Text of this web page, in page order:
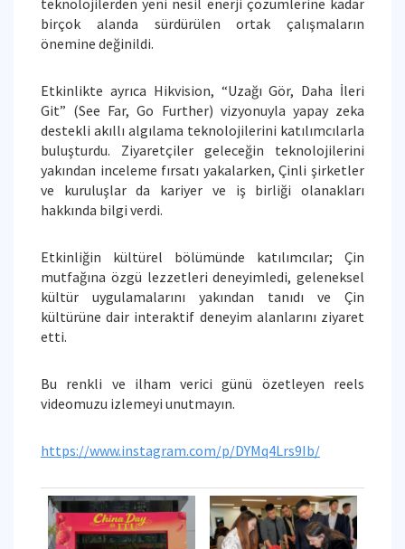
teknolojilerden yeni nesil enerji çözümlerine kadar
birçok alanda sürdürülen ortak çalışmaların
önemine değinildi.
Etkinlikte ayrıca Hikvision, “Uzağı Gör, Daha İleri
Git” (See Far, Go Further) vizyonuyla yapay zeka
destekli akıllı algılama teknolojilerini katılımcılarla
buluşturdu. Ziyaretçiler geleceğin teknolojilerini
yakından inceleme fırsatı yakalarken, Çinli şirketler
ve kuruluşlar da kariyer ve iş birliği olanakları
hakkında bilgi verdi.
Etkinliğin kültürel bölümünde katılımcılar; Çin
mutfağına özgü lezzetleri deneyimledi, geleneksel
kültür uygulamalarını yakından tanıdı ve Çin
kültürüne dair interaktif deneyim alanlarını ziyaret
etti.
Bu renkli ve ilham verici günü özetleyen reels
videomuzu izlemeyi unutmayın.
https://www.instagram.com/p/DYMq4Lrs9Ib/